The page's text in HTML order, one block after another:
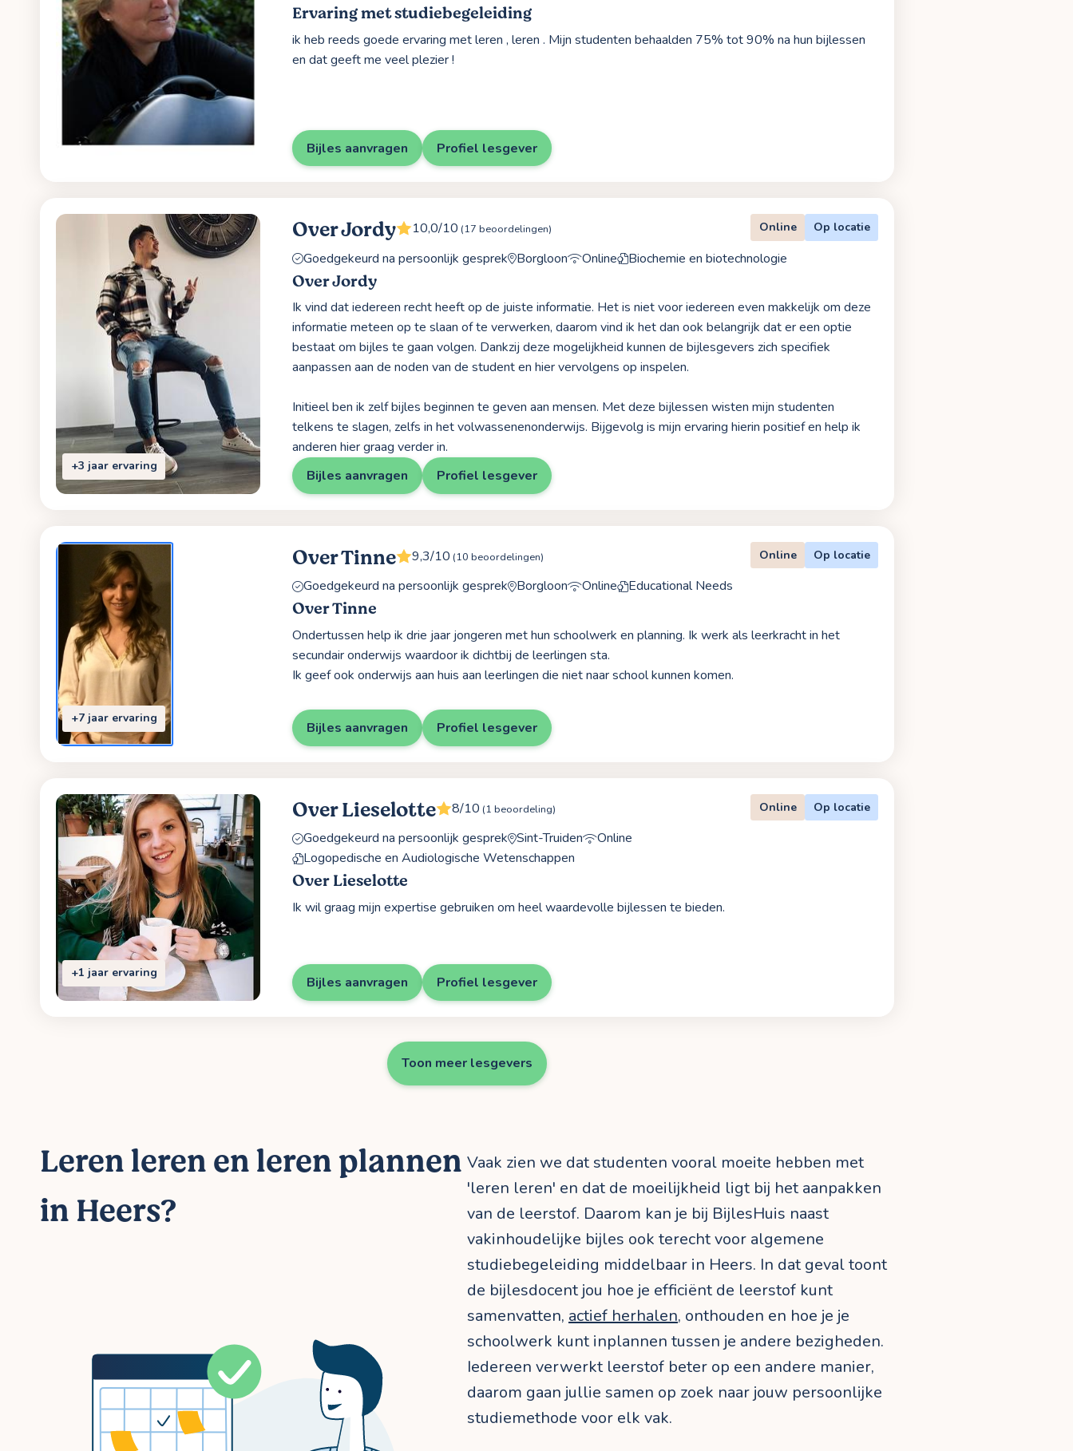
Ervaring met studiebegeleiding
ik heb reeds goede ervaring met leren , leren . Mijn studenten behaalden 75% tot 90% na hun bijlessen
en dat geeft me veel plezier !
Bijles aanvragen Profiel lesgever
+3 jaar ervaring
Over Jordy 10,0/10 (17 beoordelingen) Online Op locatie
Goedgekeurd na persoonlijk gesprek Borgloon Online Biochemie en biotechnologie
Over Jordy
Ik vind dat iedereen recht heeft op de juiste informatie. Het is niet voor iedereen even makkelijk om deze
informatie meteen op te slaan of te verwerken, daarom vind ik het dan ook belangrijk dat er een optie
bestaat om bijles te gaan volgen. Dankzij deze mogelijkheid kunnen de bijlesgevers zich specifiek
aanpassen aan de noden van de student en hier vervolgens op inspelen.
Initieel ben ik zelf bijles beginnen te geven aan mensen. Met deze bijlessen wisten mijn studenten
telkens te slagen, zelfs in het volwassenenonderwijs. Bijgevolg is mijn ervaring hierin positief en help ik
anderen hier graag verder in.
Bijles aanvragen
Profiel lesgever
+7 jaar ervaring
Over Tinne 9,3/10 (10 beoordelingen) Online Op locatie
Goedgekeurd na persoonlijk gesprek Borgloon Online Educational Needs
Over Tinne
Ondertussen help ik drie jaar jongeren met hun schoolwerk en planning. Ik werk als leerkracht in het
secundair onderwijs waardoor ik dichtbij de leerlingen sta.
Ik geef ook onderwijs aan huis aan leerlingen die niet naar school kunnen komen.
Bijles aanvragen Profiel lesgever
+1 jaar ervaring
Over Lieselotte 8/10 (1 beoordeling) Online Op locatie
Goedgekeurd na persoonlijk gesprek Sint-Truiden
Online
Logopedische en Audiologische Wetenschappen
Over Lieselotte
Ik wil graag mijn expertise gebruiken om heel waardevolle bijlessen te bieden.
Bijles aanvragen Profiel lesgever
Toon meer lesgevers
Leren leren en leren plannen
in Heers?
Vaak zien we dat studenten vooral moeite hebben met
'leren leren' en dat de moeilijkheid ligt bij het aanpakken
van de leerstof. Daarom kan je bij BijlesHuis naast
vakinhoudelijke bijles ook terecht voor algemene
studiebegeleiding middelbaar in Heers. In dat geval toont
de bijlesdocent jou hoe je efficiënt de leerstof kunt
samenvatten, actief herhalen, onthouden en hoe je je
schoolwerk kunt inplannen tussen je andere bezigheden.
Iedereen verwerkt leerstof beter op een andere manier,
daarom gaan jullie samen op zoek naar jouw persoonlijke
studiemethode voor elk vak.